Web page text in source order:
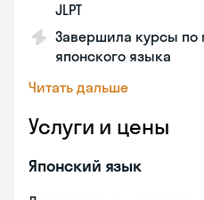
JLPT
Завершила курсы по
японского языка
Читать дальше
Услуги и цены
Японский язык